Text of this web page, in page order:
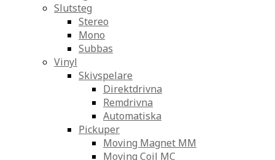
Slutsteg
Stereo
Mono
Subbas
Vinyl
Skivspelare
Direktdrivna
Remdrivna
Automatiska
Pickuper
Moving Magnet MM
Moving Coil MC